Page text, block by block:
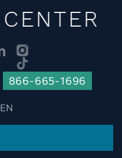
866-665-1696
EN